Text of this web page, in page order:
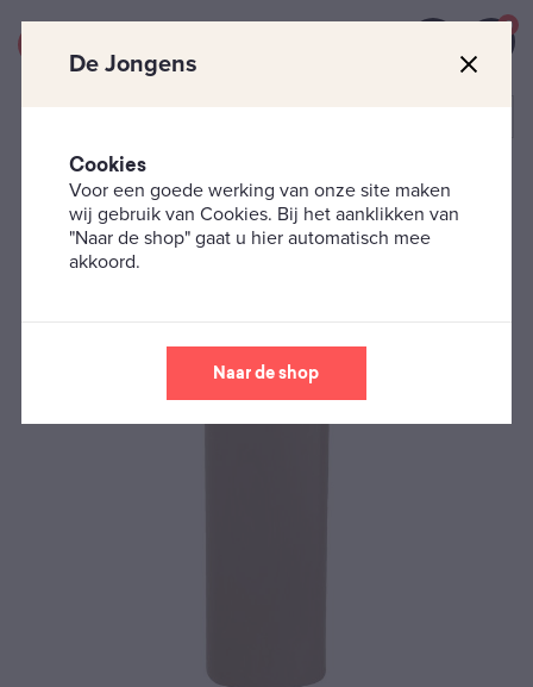
0
Rokersbenodigdheden Aanstekers
Bic Aansteker -
De Jongens
Cookies
Voor een goede werking van onze site maken
wij gebruik van Cookies. Bij het aanklikken van
"Naar de shop" gaat u hier automatisch mee
akkoord.
Naar de shop